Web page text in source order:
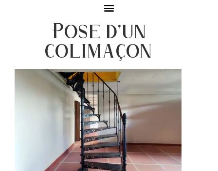
Pose d’un
colimaçon